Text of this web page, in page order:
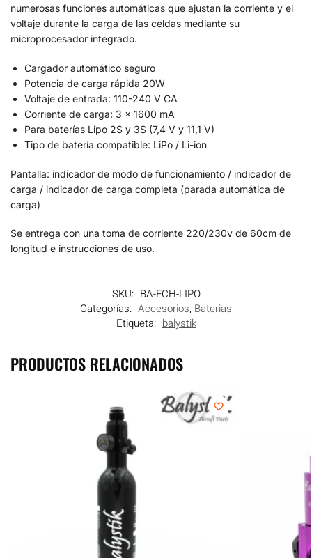
numerosas funciones automáticas que ajustan la corriente y el
voltaje durante la carga de las celdas mediante su
microprocesador integrado.
Cargador automático seguro
Potencia de carga rápida 20W
Voltaje de entrada: 110-240 V CA
Corriente de carga: 3 x 1600 mA
Para baterías Lipo 2S y 3S (7,4 V y 11,1 V)
Tipo de batería compatible: LiPo / Li-ion
Pantalla: indicador de modo de funcionamiento / indicador de
carga / indicador de carga completa (parada automática de
carga)
Se entrega con una toma de corriente 220/230v de 60cm de
longitud e instrucciones de uso.
SKU: BA-FCH-LIPO
Categorías: Accesorios, Baterias
Etiqueta: balystik
PRODUCTOS RELACIONADOS